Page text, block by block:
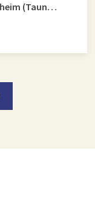
Jetzt neu: Haus zum Kauf in Kelkheim (Taunus)